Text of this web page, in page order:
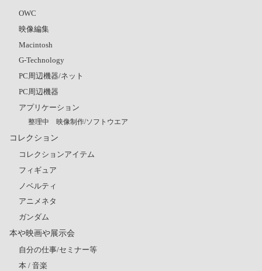
OWC
映像編集
Macintosh
G-Technology
PC周辺機器/ネット
PC周辺機器
アプリケーション
整理中 映像制作/ソフトウエア
コレクション
コレクションアイテム
フィギュア
ノベルティ
アニメネタ
ガンダム
本や映画や展示会
自分の仕事/セミナー等
本 / 音楽